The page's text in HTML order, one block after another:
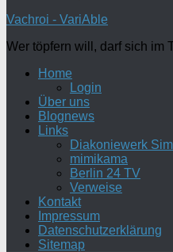
Vachroi - VariAble
Wer töpfern will, darf sich im
Home
Login
Über uns
Blognews
Links
Diakoniewerk
mimikama
Berlin 24 TV
Verweise
Kontakt
Impressum
Datenschutzerklärung
Sitemap